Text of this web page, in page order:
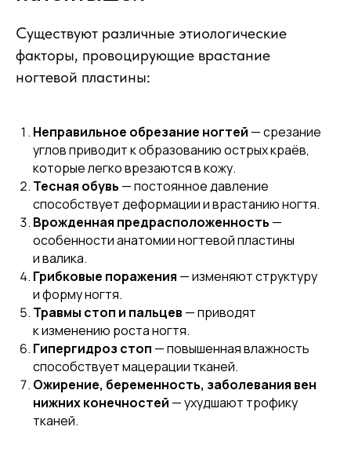
Существуют различные этиологические
факторы, провоцирующие врастание
ногтевой пластины:
Неправильное обрезание ногтей — срезание
углов приводит к образованию острых краёв,
которые легко врезаются в кожу.
Тесная обувь — постоянное давление
способствует деформации и врастанию ногтя.
Врожденная предрасположенность —
особенности анатомии ногтевой пластины
и валика.
Грибковые поражения — изменяют структуру
и форму ногтя.
Травмы стоп и пальцев — приводят
к изменению роста ногтя.
Гипергидроз стоп — повышенная влажность
способствует мацерации тканей.
Ожирение, беременность, заболевания вен
нижних конечностей — ухудшают трофику
тканей.